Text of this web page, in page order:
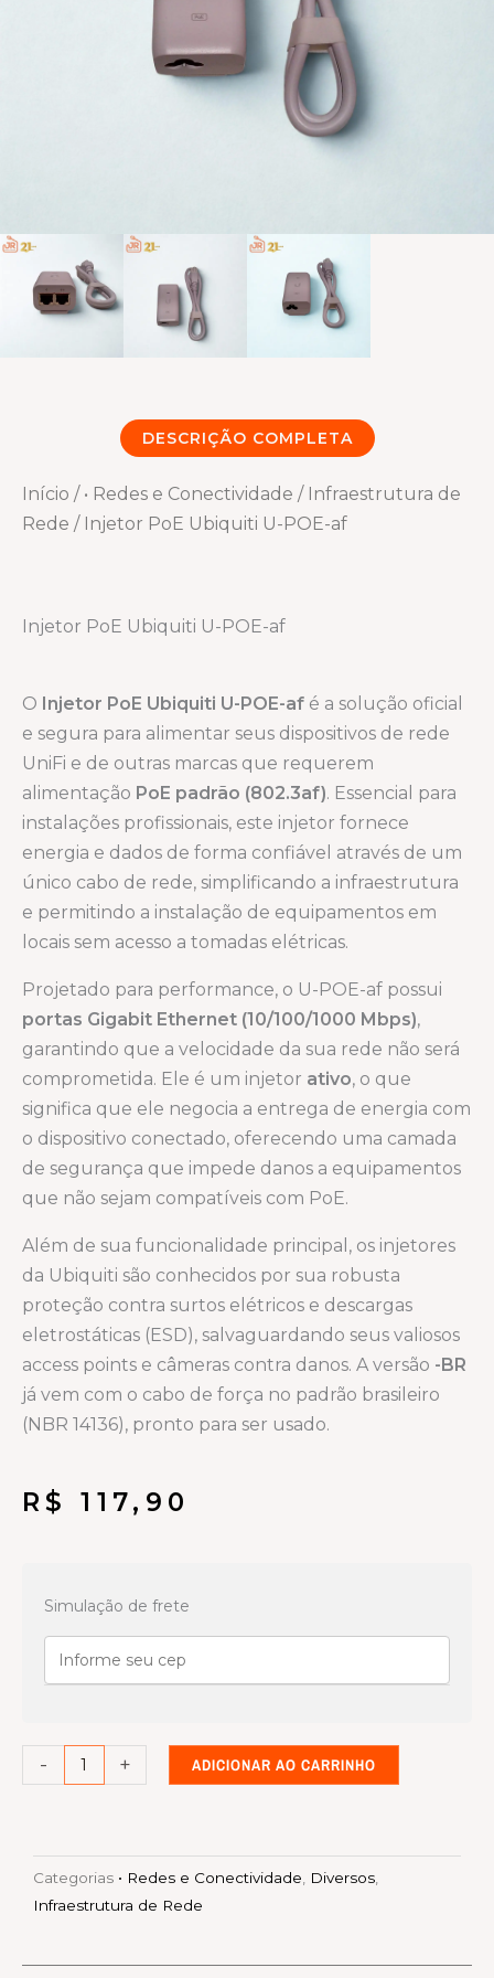
DESCRIÇÃO COMPLETA
Início / • Redes e Conectividade / Infraestrutura de
Rede / Injetor PoE Ubiquiti U-POE-af
Injetor PoE Ubiquiti U-POE-af
O Injetor PoE Ubiquiti U-POE-af é a solução oficial
e segura para alimentar seus dispositivos de rede
UniFi e de outras marcas que requerem
alimentação PoE padrão (802.3af). Essencial para
instalações profissionais, este injetor fornece
energia e dados de forma confiável através de um
único cabo de rede, simplificando a infraestrutura
e permitindo a instalação de equipamentos em
locais sem acesso a tomadas elétricas.
Projetado para performance, o U-POE-af possui
portas Gigabit Ethernet (10/100/1000 Mbps),
garantindo que a velocidade da sua rede não será
comprometida. Ele é um injetor ativo, o que
significa que ele negocia a entrega de energia com
o dispositivo conectado, oferecendo uma camada
de segurança que impede danos a equipamentos
que não sejam compatíveis com PoE.
Além de sua funcionalidade principal, os injetores
da Ubiquiti são conhecidos por sua robusta
proteção contra surtos elétricos e descargas
eletrostáticas (ESD), salvaguardando seus valiosos
access points e câmeras contra danos. A versão -BR
já vem com o cabo de força no padrão brasileiro
(NBR 14136), pronto para ser usado.
R$ 117,90
Simulação de frete
-
POE-
+ ADICIONAR AO CARRINHO
Categorias • Redes e Conectividade Diversos
Infraestrutura de Rede